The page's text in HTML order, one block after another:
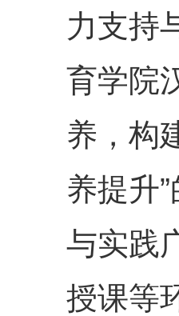
力支持
育学院
养，构
养提升
与实践
授课等